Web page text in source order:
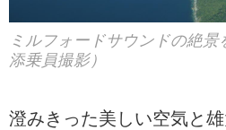
ミルフォードサウンドの絶
添乗員撮影）
澄みきった美しい空気と